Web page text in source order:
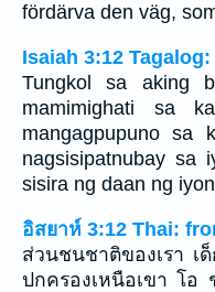
fördärva den väg,
Isaiah 3:12
Tungkol sa aking
mamimighati sa
mangagpupuno sa
nagsisipatnubay sa
sisira ng daan ng
อิสยาห์ 3:12 Thai:
ส่วนชนชาติของเรา เ
ปกครองเหนือเขา โอ